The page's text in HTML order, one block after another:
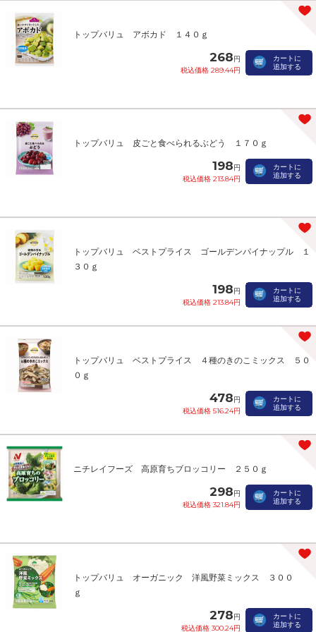
トップバリュ アボカド １４０ｇ
268円
税込価格 289.44円
カートに
追加する
トップバリュ 皮ごと食べられるぶどう １７０ｇ
198円
税込価格 213.84円
カートに
追加する
トップバリュ ベストプライス ゴールデンパイナップル １
３０ｇ
198円
税込価格 213.84円
カートに
追加する
トップバリュ ベストプライス ４種のきのこミックス ５０
０ｇ
478円
税込価格 516.24円
カートに
追加する
ニチレイフーズ 高原育ちブロッコリー ２５０ｇ
298円
税込価格 321.84円
カートに
追加する
トップバリュ オーガニック 洋風野菜ミックス ３００
ｇ
278円
税込価格 300.24円
カートに
追加する